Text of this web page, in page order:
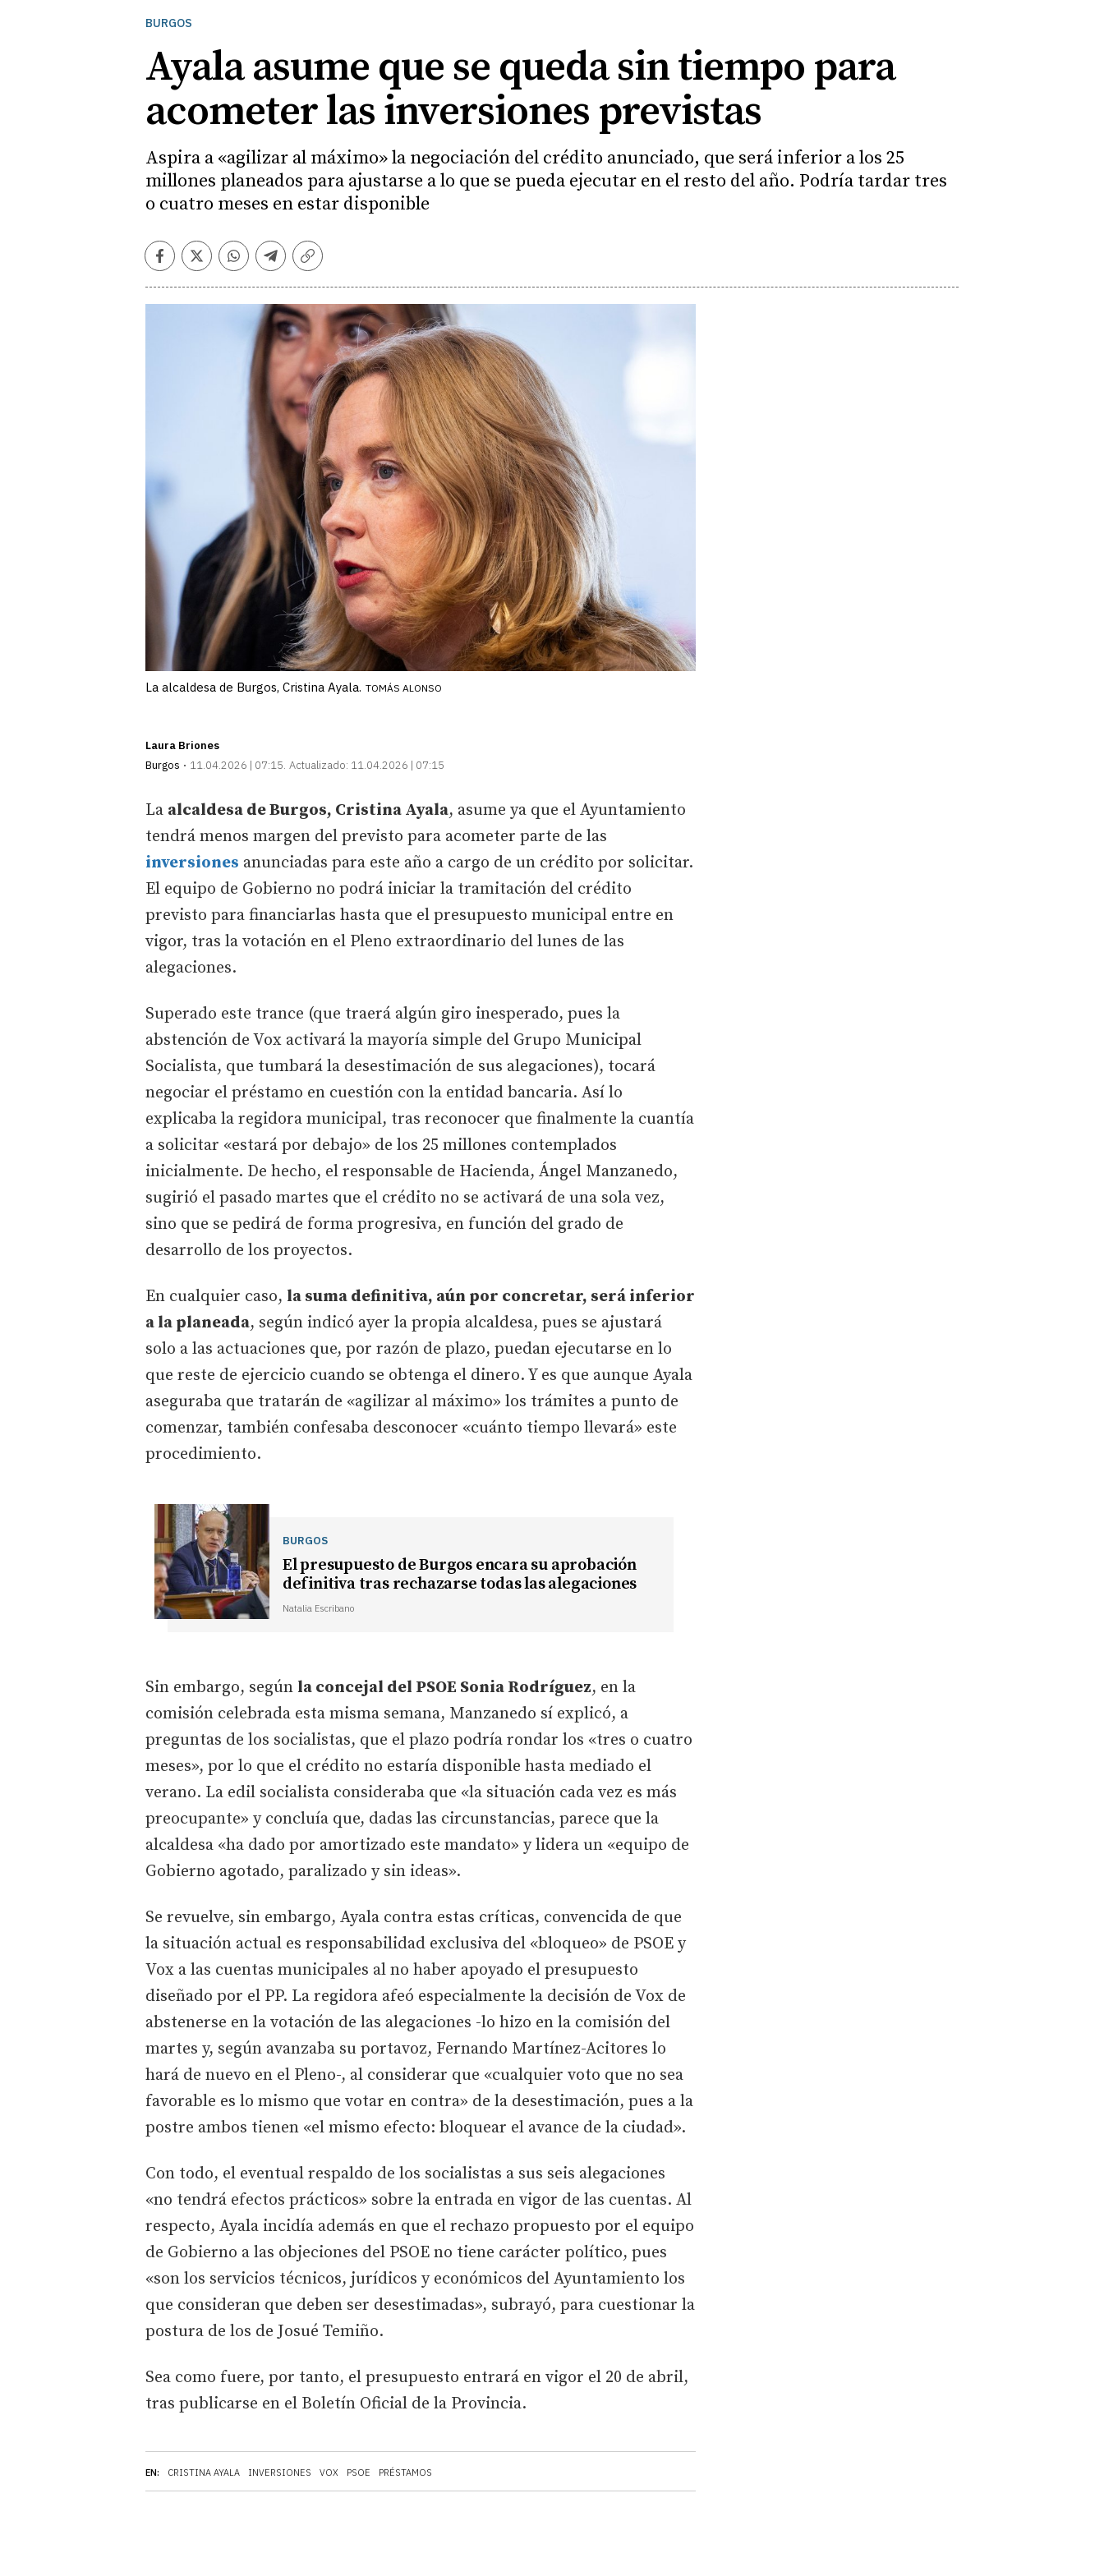
BURGOS
Ayala asume que se queda sin tiempo para
acometer las inversiones previstas
Aspira a «agilizar al máximo» la negociación del crédito anunciado, que será inferior a los 25
millones planeados para ajustarse a lo que se pueda ejecutar en el resto del año. Podría tardar tres
o cuatro meses en estar disponible
Facebook
TwitterWhatsapp
Telegram
Copiar
La alcaldesa de Burgos, Cristina Ayala. TOMÁS ALONSO
Laura Briones
Burgos
11.04.2026 | 07:15 Actualizado: 11.04.2026 | 07:15
EN: CRISTINA AYALA INVERSIONES VOX PSOE PRÉSTAMOS
La alcaldesa de Burgos, Cristina Ayala, asume ya que el Ayuntamiento
tendrá menos margen del previsto para acometer parte de las
inversiones anunciadas para este año a cargo de un crédito por solicitar.
El equipo de Gobierno no podrá iniciar la tramitación del crédito
previsto para financiarlas hasta que el presupuesto municipal entre en
vigor, tras la votación en el Pleno extraordinario del lunes de las
alegaciones.
Superado este trance (que traerá algún giro inesperado, pues la
abstención de Vox activará la mayoría simple del Grupo Municipal
Socialista, que tumbará la desestimación de sus alegaciones), tocará
negociar el préstamo en cuestión con la entidad bancaria. Así lo
explicaba la regidora municipal, tras reconocer que finalmente la cuantía
a solicitar «estará por debajo» de los 25 millones contemplados
inicialmente. De hecho, el responsable de Hacienda, Ángel Manzanedo,
sugirió el pasado martes que el crédito no se activará de una sola vez,
sino que se pedirá de forma progresiva, en función del grado de
desarrollo de los proyectos.
En cualquier caso, la suma definitiva, aún por concretar, será inferior
a la planeada, según indicó ayer la propia alcaldesa, pues se ajustará
solo a las actuaciones que, por razón de plazo, puedan ejecutarse en lo
que reste de ejercicio cuando se obtenga el dinero. Y es que aunque Ayala
aseguraba que tratarán de «agilizar al máximo» los trámites a punto de
comenzar, también confesaba desconocer «cuánto tiempo llevará» este
procedimiento.
BURGOS
El presupuesto de Burgos encara su aprobación
definitiva tras rechazarse todas las alegaciones
Natalia Escribano
Sin embargo, según la concejal del PSOE Sonia Rodríguez, en la
comisión celebrada esta misma semana, Manzanedo sí explicó, a
preguntas de los socialistas, que el plazo podría rondar los «tres o cuatro
meses», por lo que el crédito no estaría disponible hasta mediado el
verano. La edil socialista consideraba que «la situación cada vez es más
preocupante» y concluía que, dadas las circunstancias, parece que la
alcaldesa «ha dado por amortizado este mandato» y lidera un «equipo de
Gobierno agotado, paralizado y sin ideas».
Se revuelve, sin embargo, Ayala contra estas críticas, convencida de que
la situación actual es responsabilidad exclusiva del «bloqueo» de PSOE y
Vox a las cuentas municipales al no haber apoyado el presupuesto
diseñado por el PP. La regidora afeó especialmente la decisión de Vox de
abstenerse en la votación de las alegaciones -lo hizo en la comisión del
martes y, según avanzaba su portavoz, Fernando Martínez-Acitores lo
hará de nuevo en el Pleno-, al considerar que «cualquier voto que no sea
favorable es lo mismo que votar en contra» de la desestimación, pues a la
postre ambos tienen «el mismo efecto: bloquear el avance de la ciudad».
Con todo, el eventual respaldo de los socialistas a sus seis alegaciones
«no tendrá efectos prácticos» sobre la entrada en vigor de las cuentas. Al
respecto, Ayala incidía además en que el rechazo propuesto por el equipo
de Gobierno a las objeciones del PSOE no tiene carácter político, pues
«son los servicios técnicos, jurídicos y económicos del Ayuntamiento los
que consideran que deben ser desestimadas», subrayó, para cuestionar la
postura de los de Josué Temiño.
Sea como fuere, por tanto, el presupuesto entrará en vigor el 20 de abril,
tras publicarse en el Boletín Oficial de la Provincia.